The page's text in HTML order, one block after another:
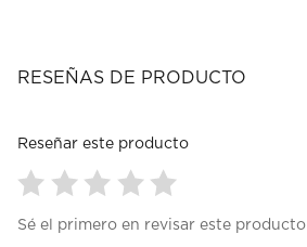
RESEÑAS DE PRODUCTO
Reseñar este producto
paraparaparaparapara
Sé el primero en revisar este producto